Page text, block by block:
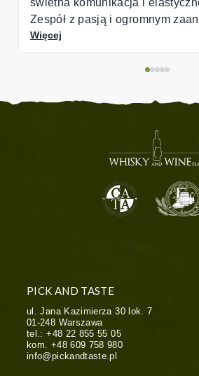
podejście.
zaangażowaniem.
PICK AND TASTE
ul. Jana Kazimierza 30 lok. 7
01-248 Warszawa
tel.:+48 22 855 55 05
kom. +48 609 758 980
info@pickandtaste.pl